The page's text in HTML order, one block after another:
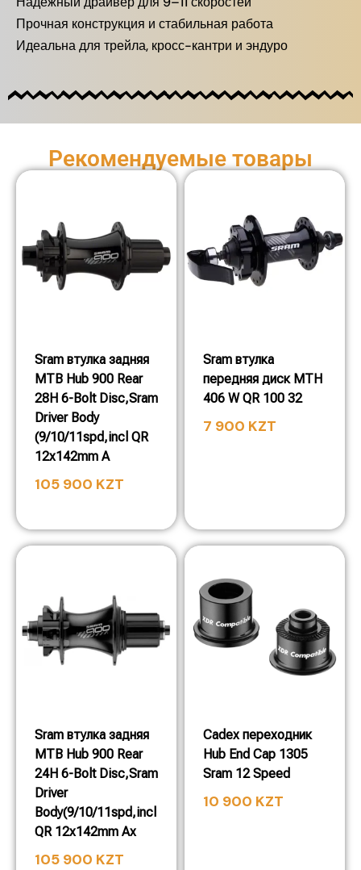
Прочная конструкция и стабильная работа
Идеальна для трейла, кросс-кантри и эндуро
Рекомендуемые товары
Sram втулка задняя
MTB Hub 900 Rear
28H 6-Bolt Disc,Sram
Driver Body
(9/10/11spd,incl QR
12x142mm A
105 900 KZT
Sram втулка
передняя диск MTH
406 W QR 100 32
7 900 KZT
Sram втулка задняя
MTB Hub 900 Rear
24H 6-Bolt Disc,Sram
Driver
Body(9/10/11spd,incl
QR 12x142mm Ax
105 900 KZT
Cadex переходник
Hub End Cap 1305
Sram 12 Speed
10 900 KZT